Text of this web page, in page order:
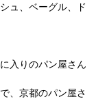
ュ、ベーグル、ド
入りのパン屋さん
、京都のパン屋さ